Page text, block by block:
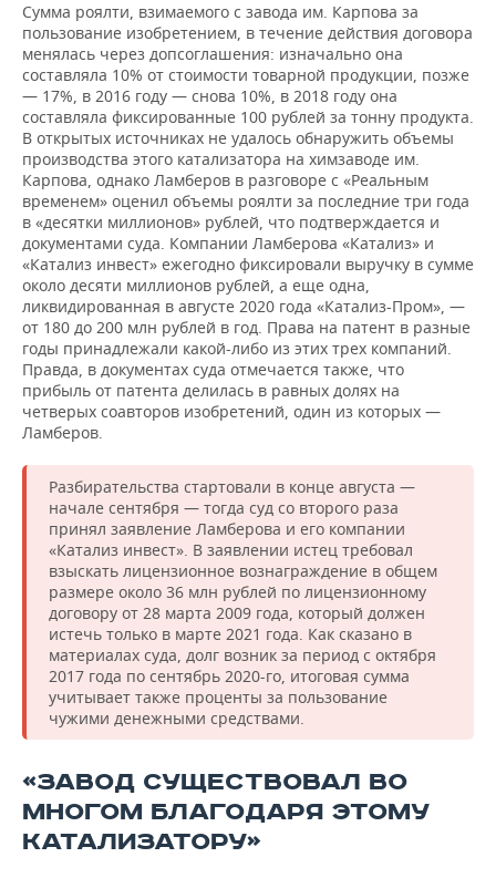
Сумма роялти, взимаемого с завода им. Карпова за
пользование изобретением, в течение действия договора
менялась через допсоглашения: изначально она
составляла 10% от стоимости товарной продукции, позже
— 17%, в 2016 году — снова 10%, в 2018 году она
составляла фиксированные 100 рублей за тонну продукта.
В открытых источниках не удалось обнаружить объемы
производства этого катализатора на химзаводе им.
Карпова, однако Ламберов в разговоре с «Реальным
временем» оценил объемы роялти за последние три года
в «десятки миллионов» рублей, что подтверждается и
документами суда. Компании Ламберова «Катализ» и
«Катализ инвест» ежегодно фиксировали выручку в сумме
около десяти миллионов рублей, а еще одна,
ликвидированная в августе 2020 года «Катализ-Пром», —
от 180 до 200 млн рублей в год. Права на патент в разные
годы принадлежали какой-либо из этих трех компаний.
Правда, в документах суда отмечается также, что
прибыль от патента делилась в равных долях на
четверых соавторов изобретений, один из которых —
Ламберов.
Разбирательства стартовали в конце августа —
начале сентября — тогда суд со второго раза
принял заявление Ламберова и его компании
«Катализ инвест». В заявлении истец требовал
взыскать лицензионное вознаграждение в общем
размере около 36 млн рублей по лицензионному
договору от 28 марта 2009 года, который должен
истечь только в марте 2021 года. Как сказано в
материалах суда, долг возник за период с октября
2017 года по сентябрь 2020-го, итоговая сумма
учитывает также проценты за пользование
чужими денежными средствами.
«ЗАВОД СУЩЕСТВОВАЛ ВО
МНОГОМ БЛАГОДАРЯ ЭТОМУ
КАТАЛИЗАТОРУ»